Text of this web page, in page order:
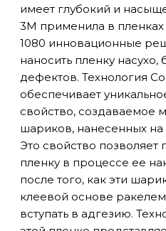
имеет глубокий и
3М применила в
1080 инновационные
наносить пленку насухо,
дефектов. Технология
обеспечивает
свойство, создаваемое
шариков, нанесенных на
Это свойство позволяет
пленку в процессе ее
после того, как эти
клеевой основе
вступать в адгезию.